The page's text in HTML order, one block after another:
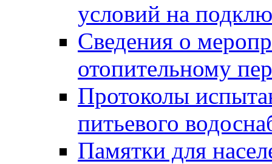
условий на
Сведения о
отопительному
Протоколы
питьевого
Памятки для